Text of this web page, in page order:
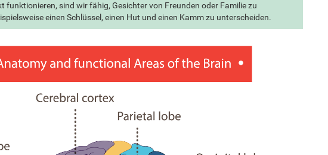
funktionieren, sind wir fähig, Gesichter von Freunden oder Familie zu
einen Schlüssel, einen Hut und einen Kamm zu unterscheiden.